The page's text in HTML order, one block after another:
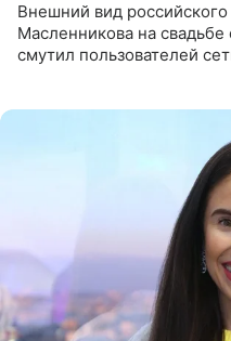
Внешний вид
Масленникова на
смутил пользователей